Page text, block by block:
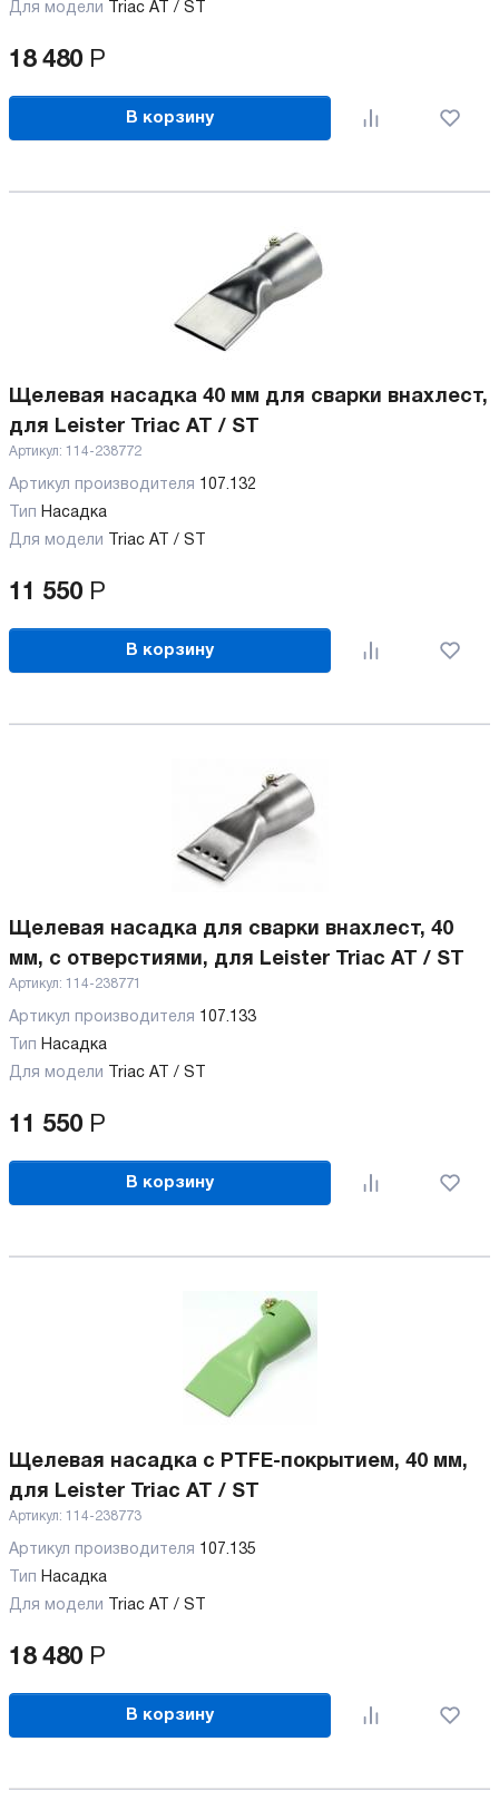
Для модели Triac AT / ST
18 480 Р
В корзину
Щелевая насадка 40 мм для сварки внахлест,
для Leister Triac AT / ST
Артикул: 114-238772
Артикул производителя 107.132
Тип Насадка
Для модели
Triac AT / ST
11 550 Р
В корзину
Щелевая насадка для сварки внахлест, 40
мм, с отверстиями, для Leister Triac AT / ST
Артикул: 114-238771
Артикул производителя 107.133
Тип Насадка
Для модели
Triac AT / ST
11 550 Р
В корзину
Щелевая насадка с PTFE-покрытием, 40 мм,
для Leister Triac AT / ST
Артикул: 114-238773
Артикул производителя 107.135
Тип Насадка
Для модели
Triac AT / ST
18 480 Р
В корзину